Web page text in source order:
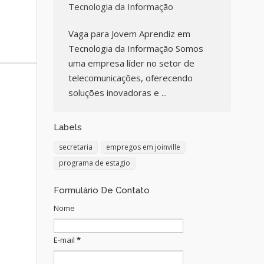
Tecnologia da Informação
Vaga para Jovem Aprendiz em
Tecnologia da Informação Somos
uma empresa líder no setor de
telecomunicações, oferecendo
soluções inovadoras e ...
Labels
secretaria
empregos em joinville
programa de estagio
Formulário De Contato
Nome
E-mail *